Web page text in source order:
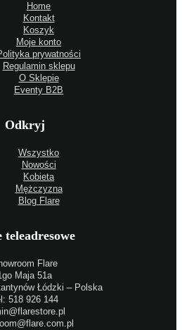
Home
Kontakt
Koszyk
Moje konto
prywatności
Regulamin sklepu
O Sklepie
Eventy B2B
Odkryj
Wszystko
Nowości
Kobieta
Mężczyzna
Blog Flare
teleadresowe
Flare
Maja 51a
Łódzki – Polska
518 926 144